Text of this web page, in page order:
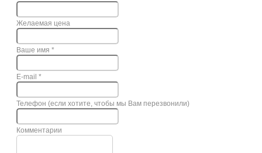
Желаемая цена
Ваше имя *
E-mail *
Телефон (если хотите, чтобы мы Вам перезвонили)
Комментарии